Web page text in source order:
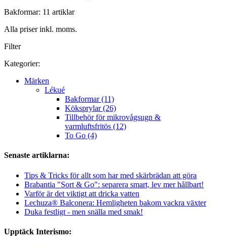
Bakformar: 11 artiklar
Alla priser inkl. moms.
Filter
Kategorier:
Märken
Lékué
Bakformar (11)
Köksprylar (26)
Tillbehör för mikrovågsugn &
varmluftsfritös (12)
To Go (4)
Senaste artiklarna:
Tips & Tricks för allt som har med skärbrädan att göra
Brabantia "Sort & Go": separera smart, lev mer hållbart!
Varför är det viktigt att dricka vatten
Lechuza® Balconera: Hemligheten bakom vackra växter
Duka festligt - men snälla med smak!
Upptäck Interismo: